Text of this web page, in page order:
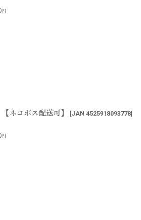
円
ネコポス配送可】 [JAN 4525918093778]
円